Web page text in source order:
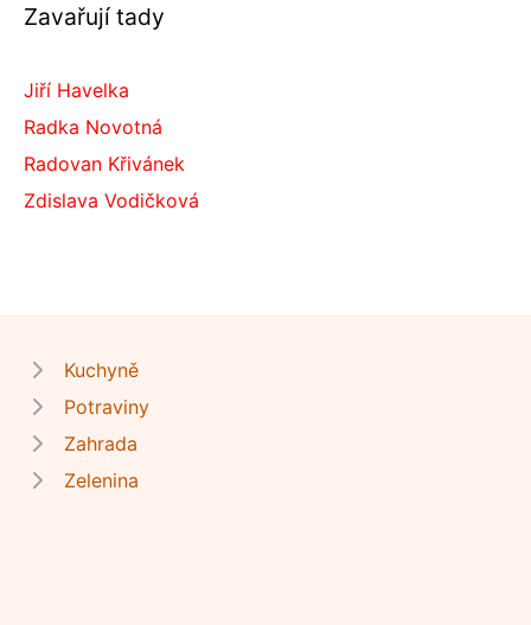
Zavařují tady
Jiří Havelka
Radka Novotná
Radovan Křivánek
Zdislava Vodičková
Kuchyně
Potraviny
Zahrada
Zelenina